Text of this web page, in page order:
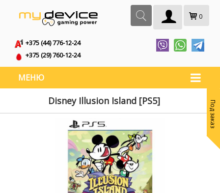
0
+375 (44) 776-12-24
+375 (29) 760-12-24
МЕНЮ
Disney Illusion Island [PS5] Под заказ